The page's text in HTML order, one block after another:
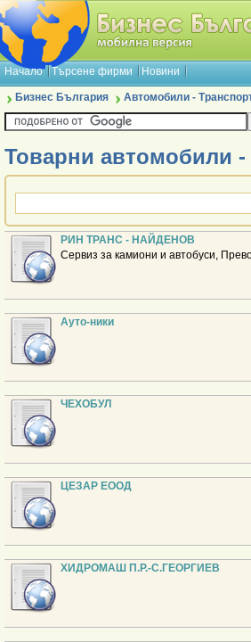
Начало Търсене фирми Новини
Бизнес България Автомобили -
Товарни автомобили
РИН ТРАНС - НАЙДЕНОВ
Сервиз за камиони и автобуси,
Aуто-ники
ЧЕХОБУЛ
ЦЕЗАР ЕООД
ХИДРОМАШ П.Р.-С.ГЕОРГИЕВ